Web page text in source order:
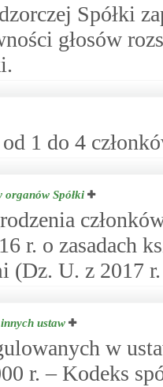
Spółki
głosów
1 do 4
organów Spółki
r. o zasadach
(Dz. U. z 2017
ustaw
w
r. – Kodeks